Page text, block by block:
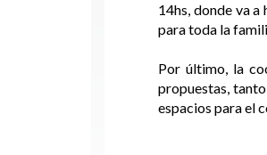
14hs, donde va a
para toda la
Por último, la
propuestas,
espacios para el